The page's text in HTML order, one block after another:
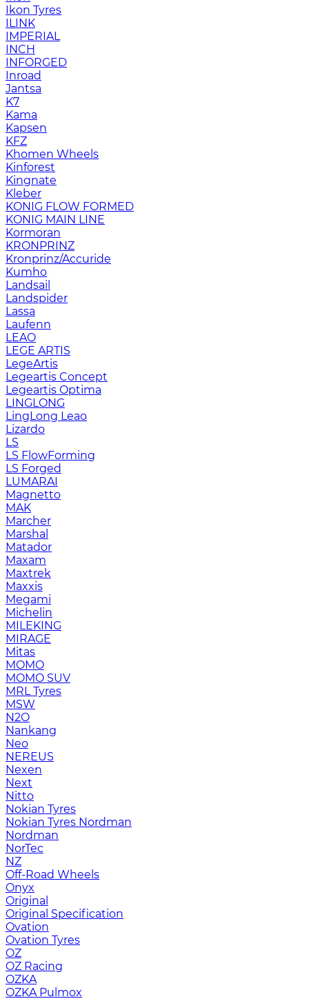
Ikon Tyres
ILINK
IMPERIAL
INCH
INFORGED
Inroad
Jantsa
K7
Kama
Kapsen
KFZ
Khomen Wheels
Kinforest
Kingnate
Kleber
KONIG FLOW FORMED
KONIG MAIN LINE
Kormoran
KRONPRINZ
Kronprinz/Accuride
Kumho
Landsail
Landspider
Lassa
Laufenn
LEAO
LEGE ARTIS
LegeArtis
Legeartis Concept
Legeartis Optima
LINGLONG
LingLong Leao
Lizardo
LS
LS FlowForming
LS Forged
LUMARAI
Magnetto
MAK
Marcher
Marshal
Matador
Maxam
Maxtrek
Maxxis
Megami
Michelin
MILEKING
MIRAGE
Mitas
MOMO
MOMO SUV
MRL Tyres
MSW
N2O
Nankang
Neo
NEREUS
Nexen
Next
Nitto
Nokian Tyres
Nokian Tyres Nordman
Nordman
NorTec
NZ
Off-Road Wheels
Onyx
Original
Original Specification
Ovation
Ovation Tyres
OZ
OZ Racing
OZKA
OZKA Pulmox